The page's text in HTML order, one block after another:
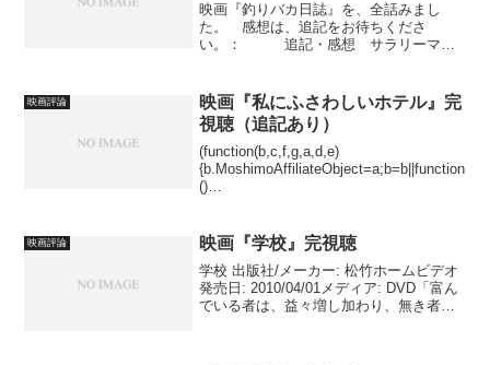
映画『釣りバカ日誌』を、全話みまし
た。 感想は、追記をお待ちくださ
い。： 追記・感想 サラリーマン
い。「もう、今日は会社休んじゃおうか
な」 とは、浜崎の口癖で、誰より...
映画評論
映画『私にふさわしいホテル』完
視聴（追記あり）
(function(b,c,f,g,a,d,e)
{b.MoshimoAffiliateObject=a;b=b||function
()
映画評論 映画『学校』完視聴
学校 出版社/メーカー: 松竹ホームビデオ
発売日: 2010/04/01メディア: DVD「富ん
でいる者は、益々増し加わり、無き者